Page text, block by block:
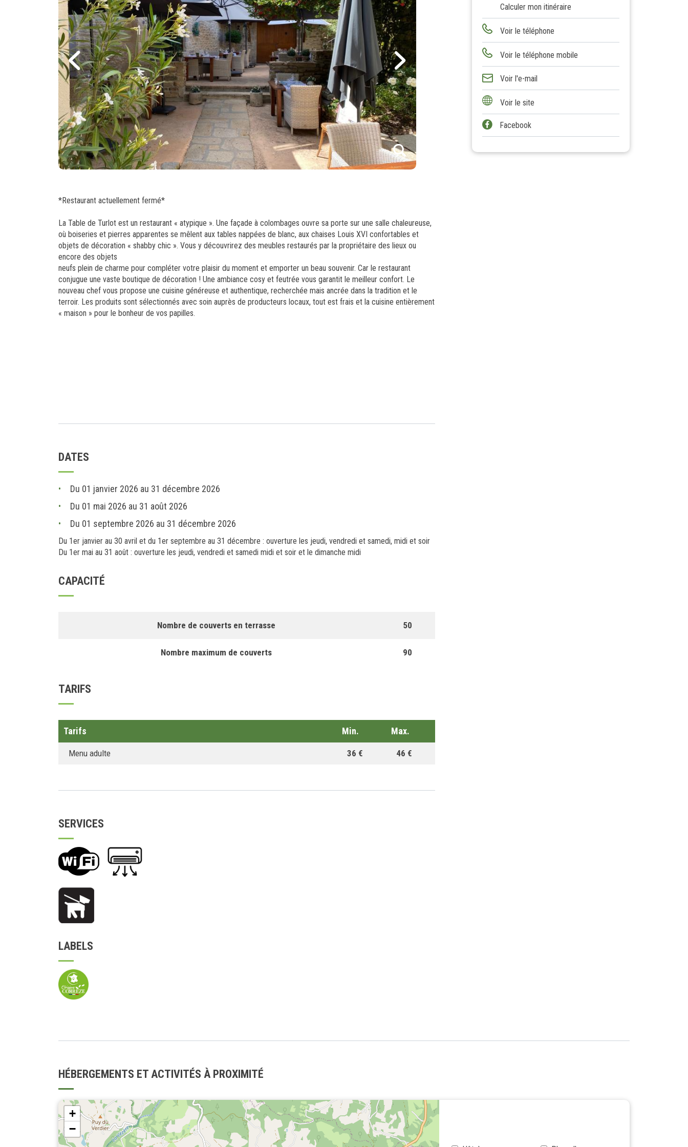
4
*Restaurant actuellement fermé*
La Table de Turlot est un restaurant « atypique ». Une façade à colombages ouvre sa porte sur une salle chaleureuse,
où boiseries et pierres apparentes se mêlent aux tables nappées de blanc, aux chaises Louis XVI confortables et
objets de décoration « shabby chic ». Vous y découvrirez des meubles restaurés par la propriétaire des lieux ou
encore des objets
neufs plein de charme pour compléter votre plaisir du moment et emporter un beau souvenir. Car le restaurant
conjugue une vaste boutique de décoration ! Une ambiance cosy et feutrée vous garantit le meilleur confort. Le
nouveau chef vous propose une cuisine généreuse et authentique, recherchée mais ancrée dans la tradition et le
terroir. Les produits sont sélectionnés avec soin auprès de producteurs locaux, tout est frais et la cuisine entièrement
« maison » pour le bonheur de vos papilles.
DATES
Du 01 janvier 2026 au 31 décembre 2026
Du 01 mai 2026 au 31 août 2026
Du 01 septembre 2026 au 31 décembre 2026
Du 1er janvier au 30 avril et du 1er septembre au 31 décembre : ouverture les jeudi, vendredi et samedi, midi et soir
Du 1er mai au 31 août : ouverture les jeudi, vendredi et samedi midi et soir et le dimanche midi
CAPACITÉ
Nombre de couverts en terrasse 50
Nombre maximum de couverts 90
TARIFS
Tarifs Min. Max.
Menu adulte 36 € 46 €
SERVICES
LABELS
Calculer mon itinéraire
Voir le téléphone
Voir le téléphone mobile
Voir l'e-mail
Voir le site
Facebook
HÉBERGEMENTS ET ACTIVITÉS À PROXIMITÉ
+
−